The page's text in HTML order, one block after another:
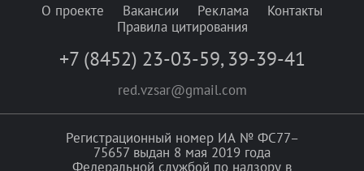
О проекте Вакансии Реклама
Контакты
Правила цитирования
+7 (8452) 23-03-59, 39-39-41
red.vzsar@gmail.com
Регистрационный номер ИА № ФС77–
75657 выдан 8 мая 2019 года
Федеральной службой по надзору в